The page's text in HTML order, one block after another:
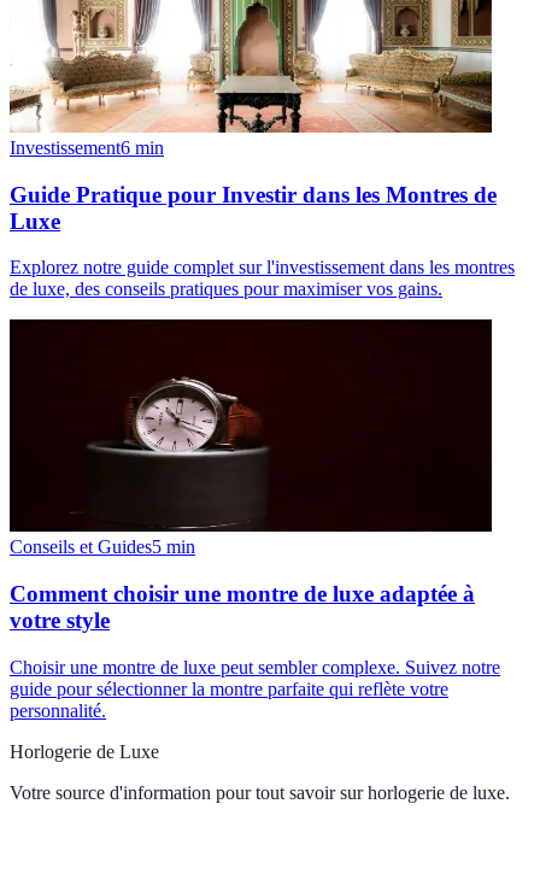
Investissement6 min
Guide Pratique pour Investir dans les Montres de
Luxe
Explorez notre guide complet sur l'investissement dans les montres
de luxe, des conseils pratiques pour maximiser vos gains.
Conseils et Guides5 min
Comment choisir une montre de luxe adaptée à
votre style
Choisir une montre de luxe peut sembler complexe. Suivez notre
guide pour sélectionner la montre parfaite qui reflète votre
personnalité.
Horlogerie de Luxe
Votre source d'information pour tout savoir sur horlogerie de luxe.